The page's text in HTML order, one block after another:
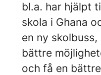
bl.a. har hjälpt
skola i Ghana
en ny
bättre
och få en